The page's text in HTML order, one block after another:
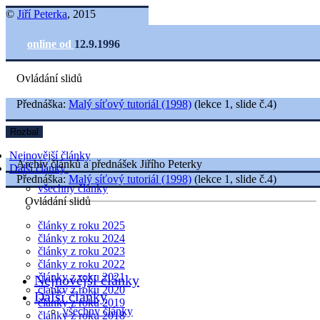
© Jiří Peterka, 2015
online od 12.9.1996
Ovládání slidů
Nejnovější články
Další články
všechny články
články z roku 2025
články z roku 2024
články z roku 2023
články z roku 2022
články z roku 2021
články z roku 2020
články z roku 2019
články z roku 2018
Přednáška: Malý síťový tutoriál (1998) (lekce 1, slide č.4)
Rozbal
Archiv článků a přednášek Jiřího Peterky
Přednáška: Malý síťový tutoriál (1998) (lekce 1, slide č.4)
Ovládání slidů
Nejnovější články
Další články
všechny články